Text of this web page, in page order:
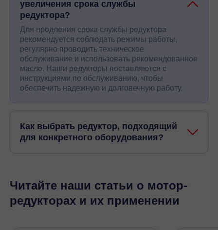
увеличения срока службы
редуктора?
Для продления срока службы редуктора
рекомендуется соблюдать режимы работы,
регулярно проводить техническое
обслуживание и использовать рекомендованное
масло. Наши редукторы поставляются с
инструкциями по обслуживанию, чтобы
обеспечить надежную и долговечную работу.
Как выбрать редуктор, подходящий
для конкретного оборудования?
Читайте наши статьи о мотор-
редукторах и их применении